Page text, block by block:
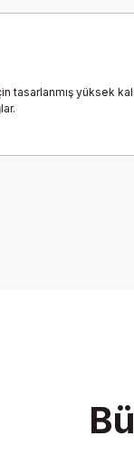
yüksek